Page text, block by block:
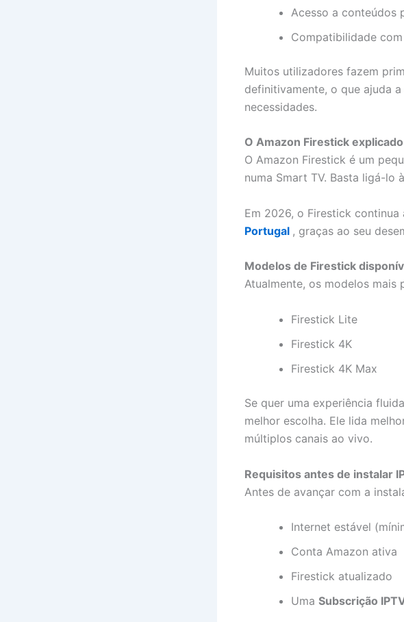
Acesso a conteúdos
Compatibilidade
Muitos utilizadores fazem
definitivamente, o que ajuda
necessidades.
O Amazon Firestick explicado
O Amazon Firestick é um
numa Smart TV. Basta ligá-lo
Em 2026, o Firestick
Portugal , graças ao seu
Modelos de Firestick
Atualmente, os modelos mais
Firestick Lite
Firestick 4K
Firestick 4K Max
Se quer uma experiência
melhor escolha. Ele lida
múltiplos canais ao vivo.
Requisitos antes de instalar
Antes de avançar com a
Internet estável
Conta Amazon ativa
Firestick atualizado
Uma Subscrição